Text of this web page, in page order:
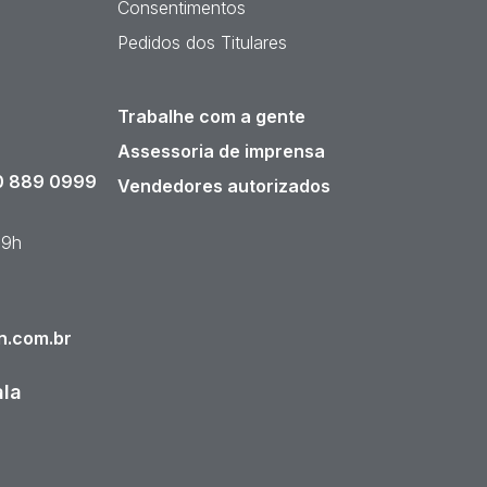
Consentimentos
Pedidos dos Titulares
889 0999
Trabalhe com a gente
Assessoria de imprensa
Vendedores autorizados